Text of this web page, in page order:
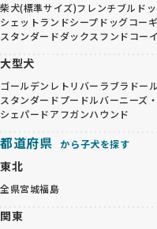
柴犬(標準サイズ)フレンチブルド
シェットランドシープドッグコー
スタンダードダックスフンドコー
大型犬
ゴールデンレトリバー ラブラドー
スタンダードプードルバーニーズ
シェパードアフガンハウンド
都道府県 から子犬を探す
東北
全県宮城福島
関東